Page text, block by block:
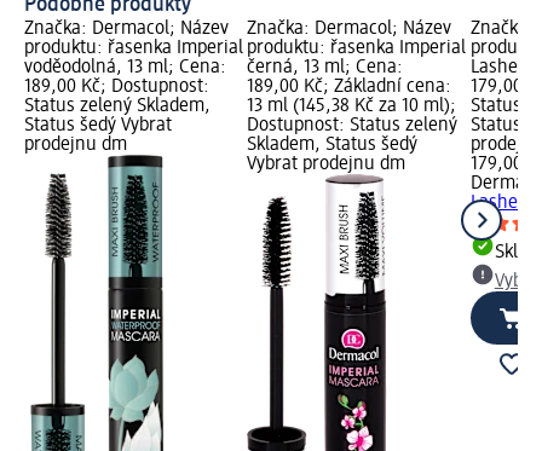
Podobné produkty
Značka: Dermacol; Název
produktu: řasenka Imperial
voděodolná, 13 ml; Cena:
189,00 Kč; Dostupnost:
Status zelený Skladem,
Status šedý Vybrat
prodejnu dm
Značka: Dermacol; Název
produktu: řasenka Imperial
černá, 13 ml; Cena:
189,00 Kč; Základní cena:
13 ml (145,38 Kč za 10 ml);
Dostupnost: Status zelený
Skladem, Status šedý
Vybrat prodejnu dm
Značka:
Lashes
179,00
Status
Status
179,00
Lashes